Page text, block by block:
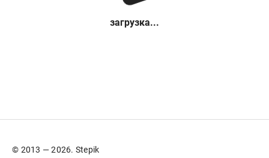
загрузка...
© 2013 — 2026. Stepik